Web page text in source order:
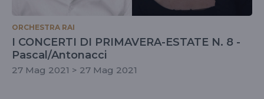
ORCHESTRA RAI
I CONCERTI DI PRIMAVERA-ESTATE N. 8 -
Pascal/Antonacci
27 Mag 2021 > 27 Mag 2021